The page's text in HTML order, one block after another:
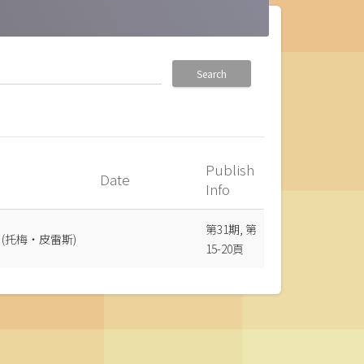
Search
Date
Publish
Info
托梅‧皮雷斯)
第31期, 第
15-20頁